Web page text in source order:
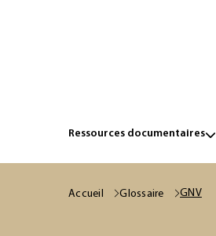
Ressources documentaires
Accueil Glossaire GNV